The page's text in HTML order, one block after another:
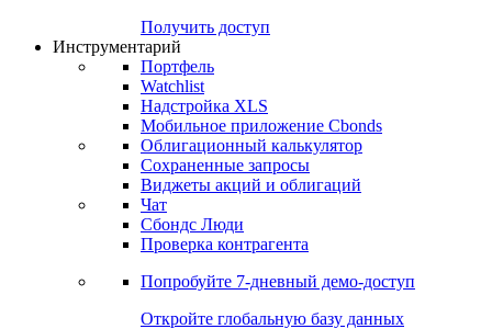
Получить доступ
Инструментарий
Портфель
Watchlist
Надстройка XLS
Мобильное приложение Cbonds
Облигационный калькулятор
Сохраненные запросы
Виджеты акций и облигаций
Чат
Сбондс Люди
Проверка контрагента
Попробуйте 7-дневный демо-доступ
Откройте глобальную базу данных